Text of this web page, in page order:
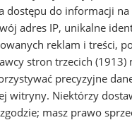
dostępu do informacji
adres IP, unikalne
reklam i treści,
stron trzecich (1913)
precyzyjne
witryny. Niektórzy
masz prawo